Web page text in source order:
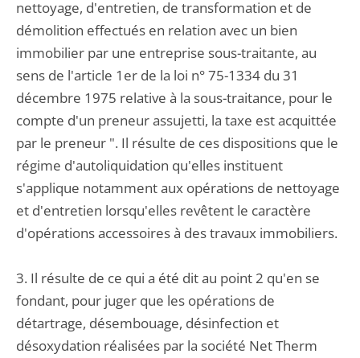
nettoyage, d'entretien, de transformation et de
démolition effectués en relation avec un bien
immobilier par une entreprise sous-traitante, au
sens de l'article 1er de la loi n° 75-1334 du 31
décembre 1975 relative à la sous-traitance, pour le
compte d'un preneur assujetti, la taxe est acquittée
par le preneur ". Il résulte de ces dispositions que le
régime d'autoliquidation qu'elles instituent
s'applique notamment aux opérations de nettoyage
et d'entretien lorsqu'elles revêtent le caractère
d'opérations accessoires à des travaux immobiliers.
3. Il résulte de ce qui a été dit au point 2 qu'en se
fondant, pour juger que les opérations de
détartrage, désembouage, désinfection et
désoxydation réalisées par la société Net Therm